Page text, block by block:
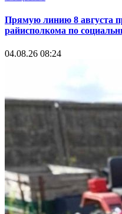
Прямую линию 8 августа
райисполкома по
04.08.26 08:24